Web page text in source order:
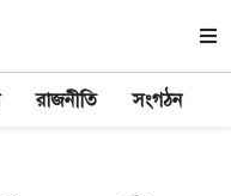
রাজনীতি সংগঠন